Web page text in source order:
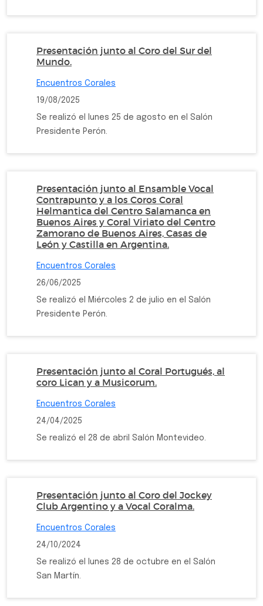
Presentación junto al Coro del Sur del
Mundo.
Encuentros Corales
19/08/2025
Se realizó el lunes 25 de agosto en el Salón
Presidente Perón.
Presentación junto al Ensamble Vocal
Contrapunto y a los Coros Coral
Helmantica del Centro Salamanca en
Buenos Aires y Coral Viriato del Centro
Zamorano de Buenos Aires, Casas de
León y Castilla en Argentina.
Encuentros Corales
26/06/2025
Se realizó el Miércoles 2 de julio en el Salón
Presidente Perón.
Presentación junto al Coral Portugués, al
coro Lican y a Musicorum.
Encuentros Corales
24/04/2025
Se realizó el 28 de abril Salón Montevideo.
Presentación junto al Coro del Jockey
Club Argentino y a Vocal Coralma.
Encuentros Corales
24/10/2024
Se realizó el lunes 28 de octubre en el Salón
San Martín.